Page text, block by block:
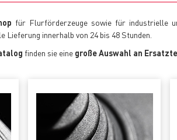
für Flurförderzeuge sowie für industrielle
Lieferung innerhalb von 24 bis 48 Stunden.
finden sie eine große Auswahl an